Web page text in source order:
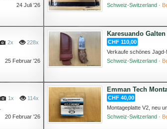
24 Juli '26
Schweiz-Switzerland ·
228x
2x
25 Februar '26
Karesuando Galten
CHF 110,00
Verkaufe schönes
Schweiz-Switzerland ·
114x
1x
20 Februar '26
Emman Tech
CHF 40,00
Montageplatte V2, neu
Schweiz-Switzerland ·